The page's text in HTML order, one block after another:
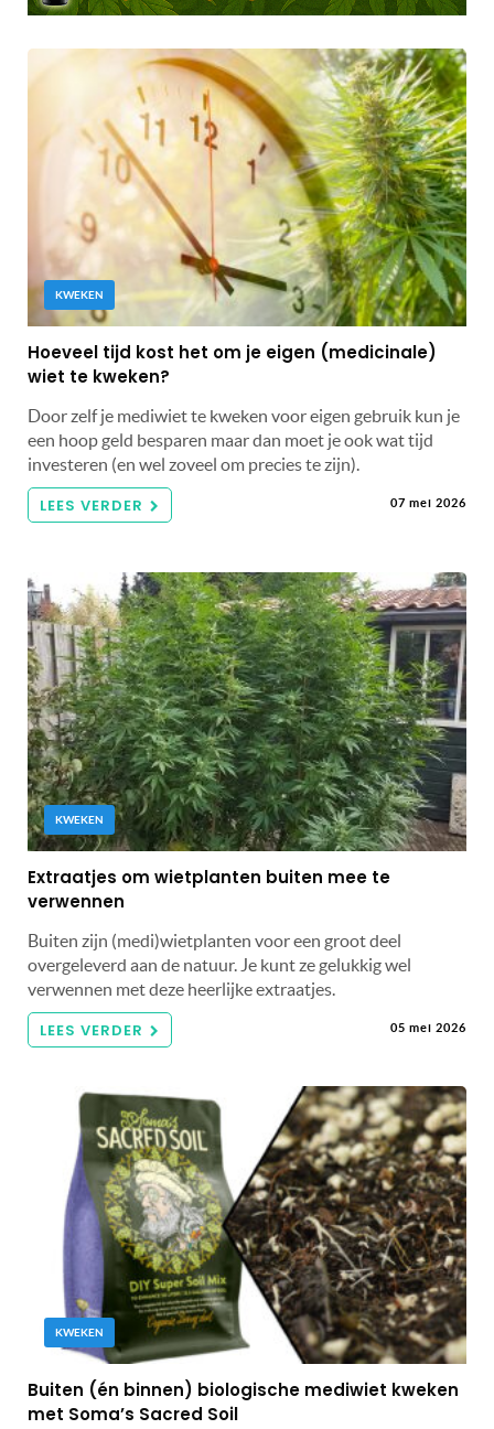
KWEKEN
Hoeveel tijd kost het om je eigen (medicinale)
wiet te kweken?
Door zelf je mediwiet te kweken voor eigen gebruik kun je
een hoop geld besparen maar dan moet je ook wat tijd
investeren (en wel zoveel om precies te zijn).
LEES VERDER 07 mei 2026
KWEKEN
Extraatjes om wietplanten buiten mee te
verwennen
Buiten zijn (medi)wietplanten voor een groot deel
overgeleverd aan de natuur. Je kunt ze gelukkig wel
verwennen met deze heerlijke extraatjes.
LEES VERDER 05 mei 2026
KWEKEN
Buiten (én binnen) biologische mediwiet kweken
met Soma’s Sacred Soil